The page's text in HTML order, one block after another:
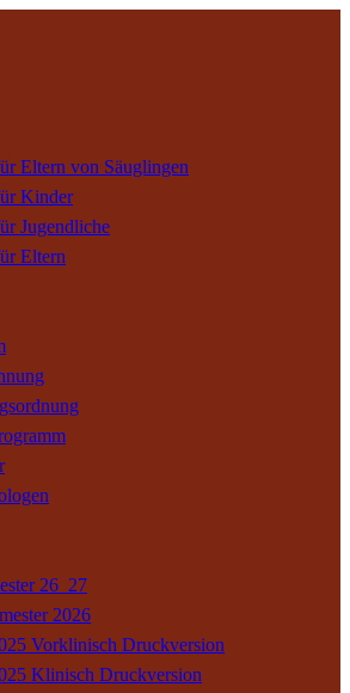
Eltern von Säuglingen
Kinder
Jugendliche
Eltern
26_27
2026
Vorklinisch Druckversion
Klinisch Druckversion